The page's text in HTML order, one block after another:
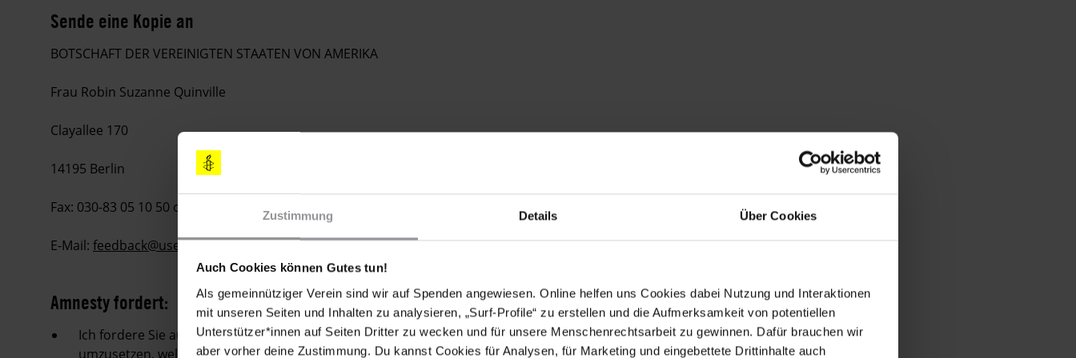
Zustimmung Details Über Cookies
Auch Cookies können Gutes tun!
Als gemeinnütziger Verein sind wir auf Spenden angewiesen. Online helfen uns Cookies dabei Nutzung und Interaktionen
mit unseren Seiten und Inhalten zu analysieren, „Surf-Profile“ zu erstellen und die Aufmerksamkeit von potentiellen
Unterstützer*innen auf Seiten Dritter zu wecken und für unsere Menschenrechtsarbeit zu gewinnen. Dafür brauchen wir
aber vorher deine Zustimmung. Du kannst Cookies für Analysen, für Marketing und eingebettete Drittinhalte auch
Sende eine Kopie an
BOTSCHAFT DER VEREINIGTEN STAATEN VON AMERIKA
Frau Robin Suzanne Quinville
Clayallee 170
14195 Berlin
Fax: 030-83 05 10 50 oder 030-831 49 26
E-Mail: feedback@usembassy.de
Amnesty fordert:
Ich fordere Sie auf, die Hinrichtung der beiden Männer in South Carolina zu stoppen und Reformen
umzusetzen, welche die Ursachen von Kriminalität bekämpfen.